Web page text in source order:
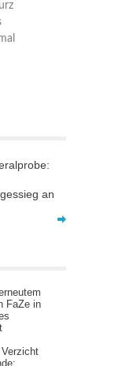
an
FaZe in